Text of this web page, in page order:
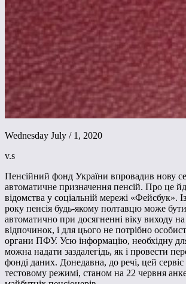
Wednesday July / 1, 2020
v.s
Пенсійний фонд України впровадив нову
автоматичне призначення пенсій. Про це
відомства у соціальній мережі «Фейсбук».
року пенсія будь-якому полтавцю може
автоматично при досягненні віку виходу
відпочинок, і для цього не потрібно
органи ПФУ. Усю інформацію, необхідну
можна надати заздалегідь, як і провести
фонді даних. Донедавна, до речі, цей
тестовому режимі, станом на 22 червня